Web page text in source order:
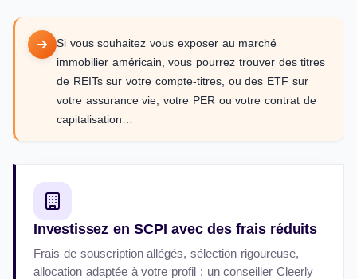
Si vous souhaitez vous exposer au marché
immobilier américain, vous pourrez trouver des titres
de REITs sur votre compte-titres, ou des ETF sur
votre assurance vie, votre PER ou votre contrat de
capitalisation…
Investissez en SCPI avec des frais réduits
Frais de souscription allégés, sélection rigoureuse,
allocation adaptée à votre profil : un conseiller Cleerly